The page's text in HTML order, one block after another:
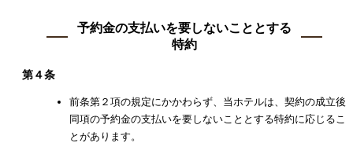
予約金の支払いを要しないこととする
特約
第４条
前条第２項の規定にかかわらず、当ホテルは、契約の成立後
同項の予約金の支払いを要しないこととする特約に応じるこ
とがあります。